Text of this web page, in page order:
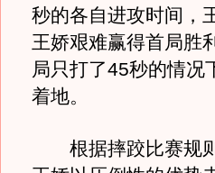
秒的各自进攻时间，
王娇艰难赢得首局胜
局只打了45秒的情况
着地。
根据摔跤比赛规则